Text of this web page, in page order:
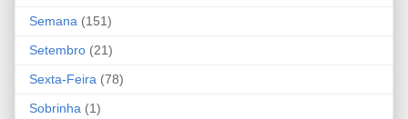
Semana (151)
Setembro (21)
Sexta-Feira (78)
Sobrinha (1)